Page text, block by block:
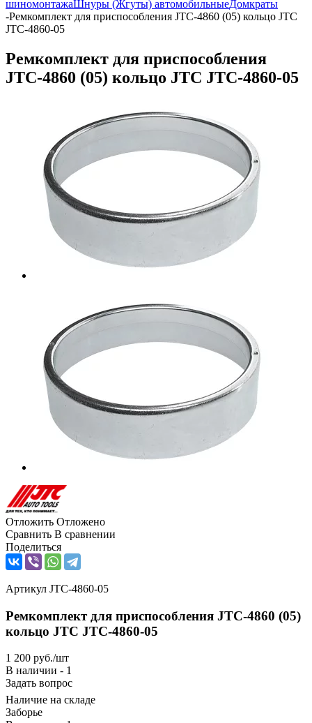
шиномонтажаШнуры (Жгуты) автомобильныеДомкраты
-Ремкомплект для приспособления JTC-4860 (05) кольцо JTC
JTC-4860-05
Ремкомплект для приспособления
JTC-4860 (05) кольцо JTC JTC-4860-05
Отложить Отложено
Сравнить В сравнении
Поделиться
Артикул JTC-4860-05
Ремкомплект для приспособления JTC-4860 (05)
кольцо JTC JTC-4860-05
1 200 руб./шт
В наличии - 1
Задать вопрос
Наличие на складе
Заборье